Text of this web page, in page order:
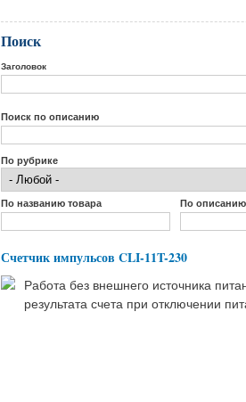
Поиск
Заголовок
Поиск по описанию
По рубрике
По названию товара По
Счетчик импульсов CLI-11T-230
Работа без внешнего источника
результата счета при отключении